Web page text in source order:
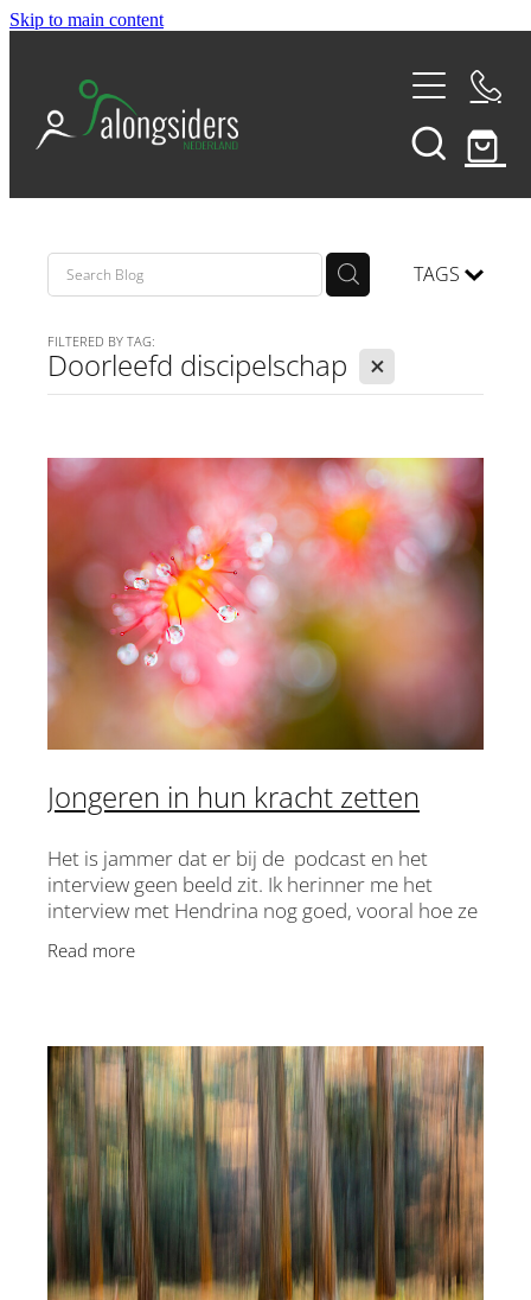
Skip to main content
THE ALONGSIDERS SUNDAY
COMPASS RETREATS
D-POD CAST
D-DAY
ONTDEK ALONGSIDERS
VOOR PARTNERS
TEAM & BESTUUR
Shop
My Account
TAGS
FILTERED BY TAG:
Doorleefd discipelschap X
Jongeren in hun kracht zetten
Het is jammer dat er bij de podcast en het
interview geen beeld zit. Ik herinner me het
interview met Hendrina nog goed, vooral hoe ze
stralend zat te vertellen over de jongeren
waarmee ze werkt.
Read more